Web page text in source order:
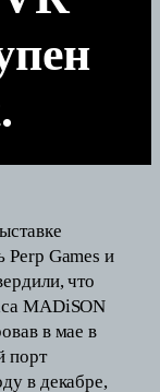
Perp Games и
что
MADiSON
в мае в
порт
в декабре,